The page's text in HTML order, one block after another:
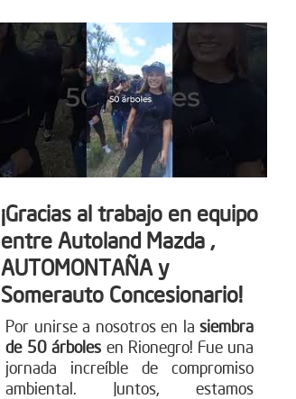
¡Gracias al trabajo en equipo
entre Autoland Mazda ,
AUTOMONTAÑA y
Somerauto Concesionario!
Por unirse a nosotros en la siembra
de 50 árboles en Rionegro! Fue una
jornada increíble de compromiso
ambiental. Juntos, estamos